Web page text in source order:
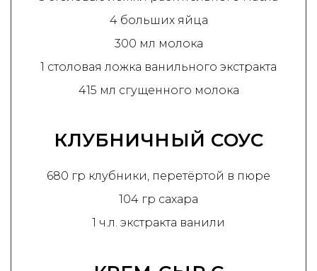
4 больших яйца
300 мл молока
1 столовая ложка ванильного экстракта
415 мл сгущенного молока
КЛУБНИЧНЫЙ СОУС
680 гр клубники, перетёртой в пюре
104 гр сахара
1 ч.л. экстракта ванили